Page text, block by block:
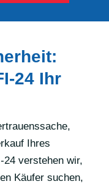
24 Ihr
Ihres
24 verstehen wir,
Käufer suchen,